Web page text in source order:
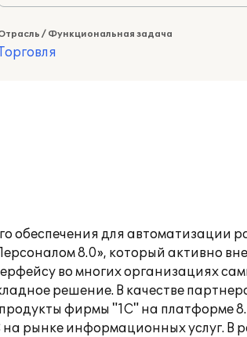
/ Функциональная задача
обеспечения для автоматизации
8.0», который активно
во многих организациях
решение. В качестве
фирмы "1С" на платформе
рынке информационных услуг. В